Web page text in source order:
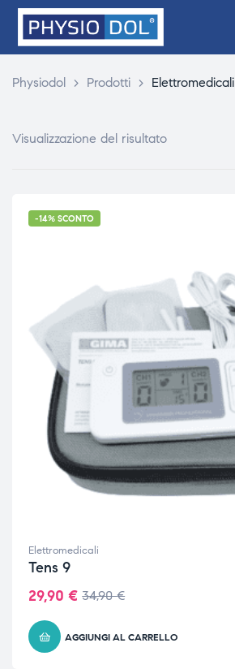
Physiodol > Prodotti > Elettromedicali
Visualizzazione del risultato
-14% SCONTO
Elettromedicali
Tens 9
34,90€
29,90 €
AGGIUNGI AL CARRELLO